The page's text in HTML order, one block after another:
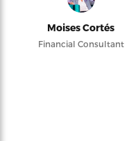
Moises Cortés
Financial Consultant